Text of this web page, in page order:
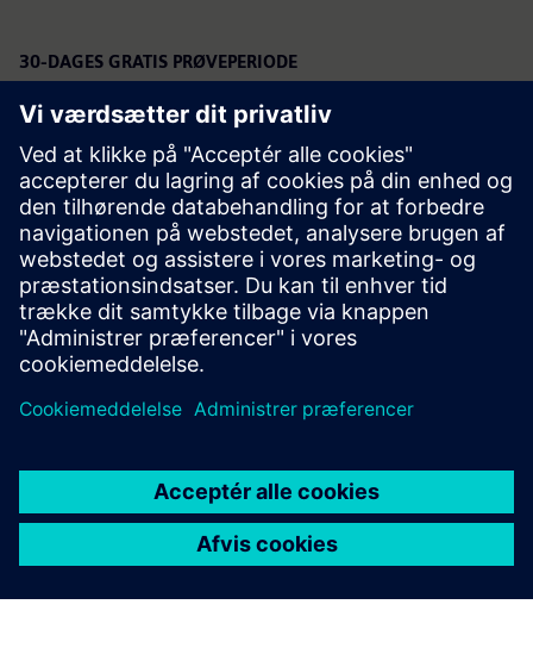
30-DAGES GRATIS PRØVEPERIODE
CAD-løsning
Designcenter X er et SaaS Designcenter i skyen, der leverer
den fulde kraft af vores ingeniørfunktioner gennem fire
skalerbare sædemuligheder. Installer nemt Designcenter X
på dine enheder tilsømløs tilslutningsmuligheder. Bygget
på Designcenter-arkitekturen kan du fortsætte med at
samarbejde på tværs af discipliner uden datatab — med
tillid til sikre datastyringsfunktioner.
Prøv før du køber med en 30-dages prøveperiode.
Prøv nu